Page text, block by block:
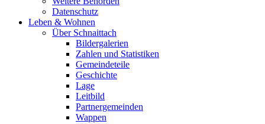
Datenschutz
Leben & Wohnen
Über Schnaittach
Bildergalerien
Zahlen und Statistiken
Gemeindeteile
Geschichte
Lage
Leitbild
Partnergemeinden
Wappen